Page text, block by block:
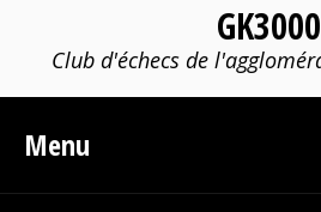
GK3000
Club d'échecs de
Menu